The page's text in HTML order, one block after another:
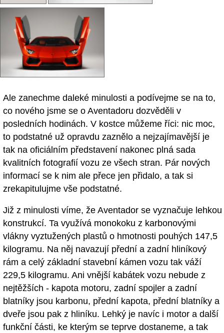
Ale zanechme daleké minulosti a podívejme se na to,
co nového jsme se o Aventadoru dozvěděli v
posledních hodinách. V kostce můžeme říci: nic moc,
to podstatné už opravdu zaznělo a nejzajímavější je
tak na oficiálním představení nakonec plná sada
kvalitních fotografií vozu ze všech stran. Pár nových
informací se k nim ale přece jen přidalo, a tak si
zrekapitulujme vše podstatné.
Již z minulosti víme, že Aventador se vyznačuje lehkou
konstrukcí. Ta využívá monokoku z karbonovými
vlákny vyztužených plastů o hmotnosti pouhých 147,5
kilogramu. Na něj navazují přední a zadní hliníkový
rám a celý základní stavební kámen vozu tak váží
229,5 kilogramu. Ani vnější kabátek vozu nebude z
nejtěžších - kapota motoru, zadní spojler a zadní
blatníky jsou karbonu, přední kapota, přední blatníky a
dveře jsou pak z hliníku. Lehký je navíc i motor a další
funkční části, ke kterým se teprve dostaneme, a tak